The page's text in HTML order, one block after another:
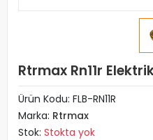
Rtrmax Rn11r
Ürün Kodu: FLB-RN11R
Marka: Rtrmax
Stok: Stokta yok